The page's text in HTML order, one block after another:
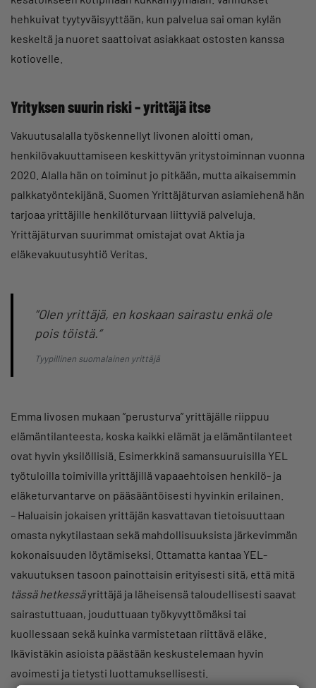
hehkuivat tyytyväisyyttään, kun palvelua sai oman kylän
keskeltä ja nuoret saattoivat asiakkaat ostosten kanssa
kotiovelle.
Yrityksen suurin riski – yrittäjä itse
Vakuutusalalla työskennellyt Iivonen aloitti oman,
henkilövakuuttamiseen keskittyvän yritystoiminnan vuonna
2020. Alalla hän on toiminut jo pitkään, mutta aikaisemmin
palkkatyöntekijänä. Suomen Yrittäjäturvan asiamiehenä hän
tarjoaa yrittäjille henkilöturvaan liittyviä palveluja.
Yrittäjäturvan suurimmat omistajat ovat Aktia ja
eläkevakuutusyhtiö Veritas.
”Olen yrittäjä, en koskaan sairastu enkä ole
pois töistä.”
Tyypillinen suomalainen yrittäjä
Emma Iivosen mukaan ”perusturva” yrittäjälle riippuu
elämäntilanteesta, koska kaikki elämät ja elämäntilanteet
ovat hyvin yksilöllisiä. Esimerkkinä samansuuruisilla YEL
työtuloilla toimivilla yrittäjillä vapaaehtoisen henkilö- ja
eläketurvantarve on pääsääntöisesti hyvinkin erilainen.
– Haluaisin jokaisen yrittäjän kasvattavan tietoisuuttaan
omasta nykytilastaan sekä mahdollisuuksista järkevimmän
kokonaisuuden löytämiseksi. Ottamatta kantaa YEL-
vakuutuksen tasoon painottaisin erityisesti sitä, että mitä
tässä hetkessäyrittäjä ja läheisensä taloudellisesti saavat
sairastuttuaan, jouduttuaan työkyvyttömäksi tai
kuollessaan sekä kuinka varmistetaan riittävä eläke.
Ikävistäkin asioista päästään keskustelemaan hyvin
avoimesti ja tietysti luottamuksellisesti.